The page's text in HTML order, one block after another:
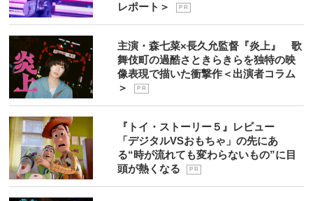
レポート＞
P R
主演・森七菜×長久允監督『炎上』 歌
舞伎町の過酷さときらきらを独特の映
像表現で描いた衝撃作＜出演者コラム
＞
P R
『トイ・ストーリー５』レビュー
「デジタルVSおもちゃ」の先にあ
る“時が流れても変わらないもの”に目
頭が熱くなる
P R